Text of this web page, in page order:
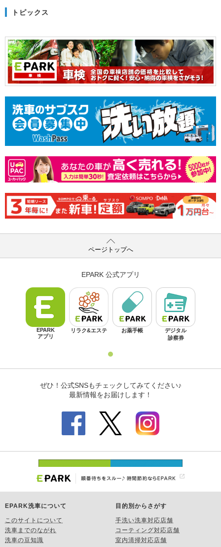
トピックス
ページトップへ
EPARK洗車について
このサイトについて
洗車までのながれ
洗車の豆知識
目的別からさがす
手洗い洗車対応店舗
コーティング対応店舗
室内清掃対応店舗